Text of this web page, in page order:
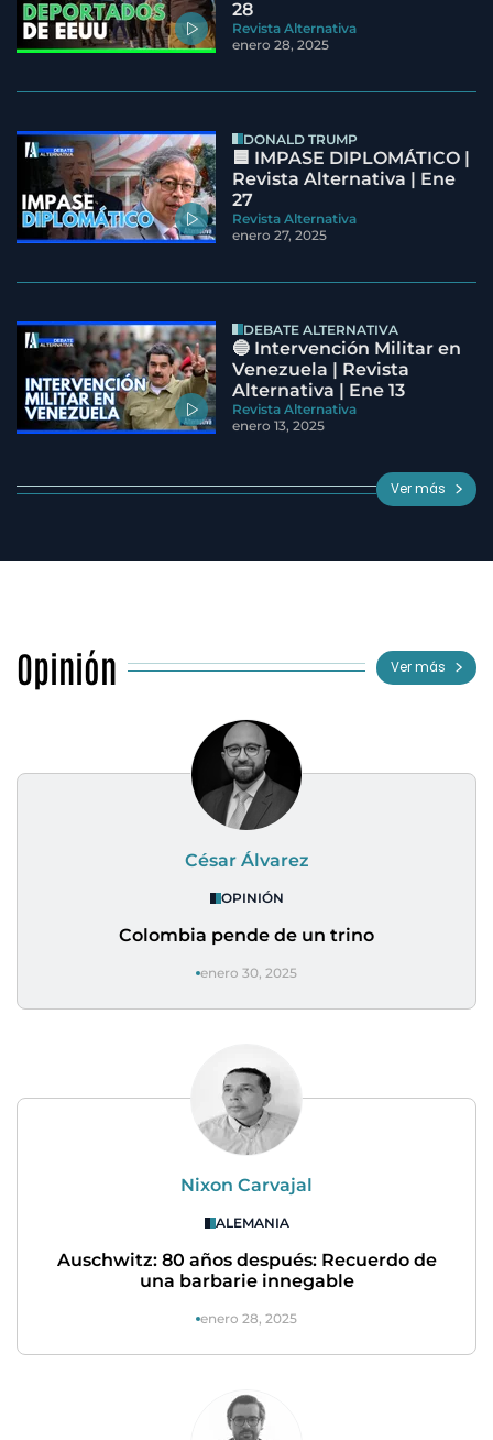
28
Revista Alternativa
enero 28, 2025
DONALD TRUMP
🟦 IMPASE DIPLOMÁTICO |
Revista Alternativa | Ene
27
Revista Alternativa
enero 27, 2025
DEBATE ALTERNATIVA
🔵 Intervención Militar en
Venezuela | Revista
Alternativa | Ene 13
Revista Alternativa
enero 13, 2025
Ver más
Opinión Ver más
César Álvarez
OPINIÓN
Colombia pende de un trino
enero 30, 2025
Nixon Carvajal
ALEMANIA
Auschwitz: 80 años después: Recuerdo de
una barbarie innegable
enero 28, 2025